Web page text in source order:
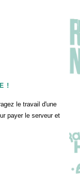
!
le travail d'une
payer le serveur et